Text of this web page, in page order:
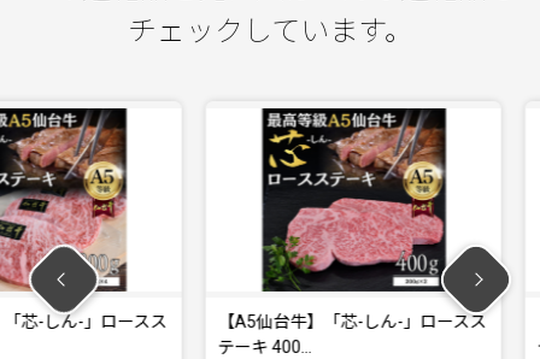
チェックしています。
ロースス
【A5仙台牛】「芯-しん-」ロースス
テーキ 400…
【A5仙台
テーキ